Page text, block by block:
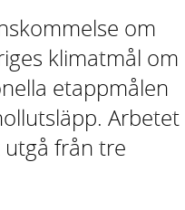
om
klimatmål om
etappmålen
Arbetet
från tre